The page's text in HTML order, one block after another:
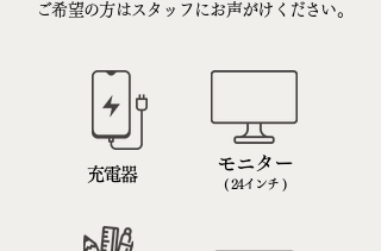
ご希望の方はスタッフにお声がけください​。
充電器
モニター
( 24インチ )